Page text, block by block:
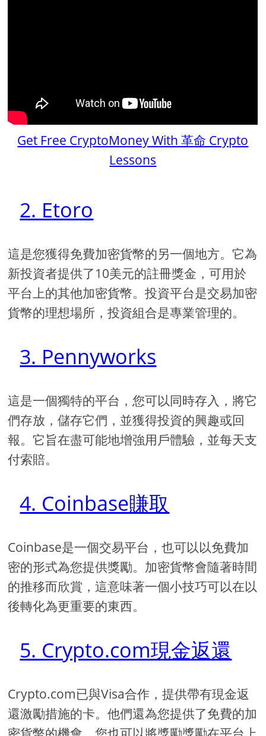
Get Free CryptoMoney With 革命 Crypto
Lessons
2. Etoro
這是您獲得免費加密貨幣的另一個地方。它為
新投資者提供了10美元的註冊獎金，可用於
平台上的其他加密貨幣。投資平台是交易加密
貨幣的理想場所，投資組合是專業管理的。
3. Pennyworks
這是一個獨特的平台，您可以同時存入，將它
們存放，儲存它們，並獲得投資的興趣或回
報。它旨在盡可能地增強用戶體驗，並每天支
付索賠。
4. Coinbase賺取
Coinbase是一個交易平台，也可以以免費加
密的形式為您提供獎勵。加密貨幣會隨著時間
的推移而欣賞，這意味著一個小技巧可以在以
後轉化為更重要的東西。
5. Crypto.com現金返還
Crypto.com已與Visa合作，提供帶有現金返
還激勵措施的卡。他們還為您提供了免費的加